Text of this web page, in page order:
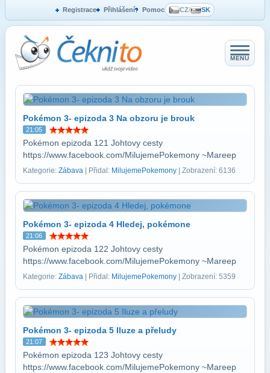
Registrace Přihlášení Pomoc CZ/ SK
MENU
Pokémon 3- epizoda 3 Na obzoru je brouk
21:05
Pokémon epizoda 121 Johtovy cesty
https://www.facebook.com/MilujemePokemony ~Mareep
Kategorie: Zábava | Přidal: MilujemePokemony | Zobrazení: 6136
Pokémon 3- epizoda 4 Hledej, pokémone
21:06
Pokémon epizoda 122 Johtovy cesty
https://www.facebook.com/MilujemePokemony ~Mareep
Kategorie: Zábava | Přidal: MilujemePokemony | Zobrazení: 5359
Pokémon 3- epizoda 5 Iluze a přeludy
21:07
Pokémon epizoda 123 Johtovy cesty
https://www.facebook.com/MilujemePokemony ~Mareep